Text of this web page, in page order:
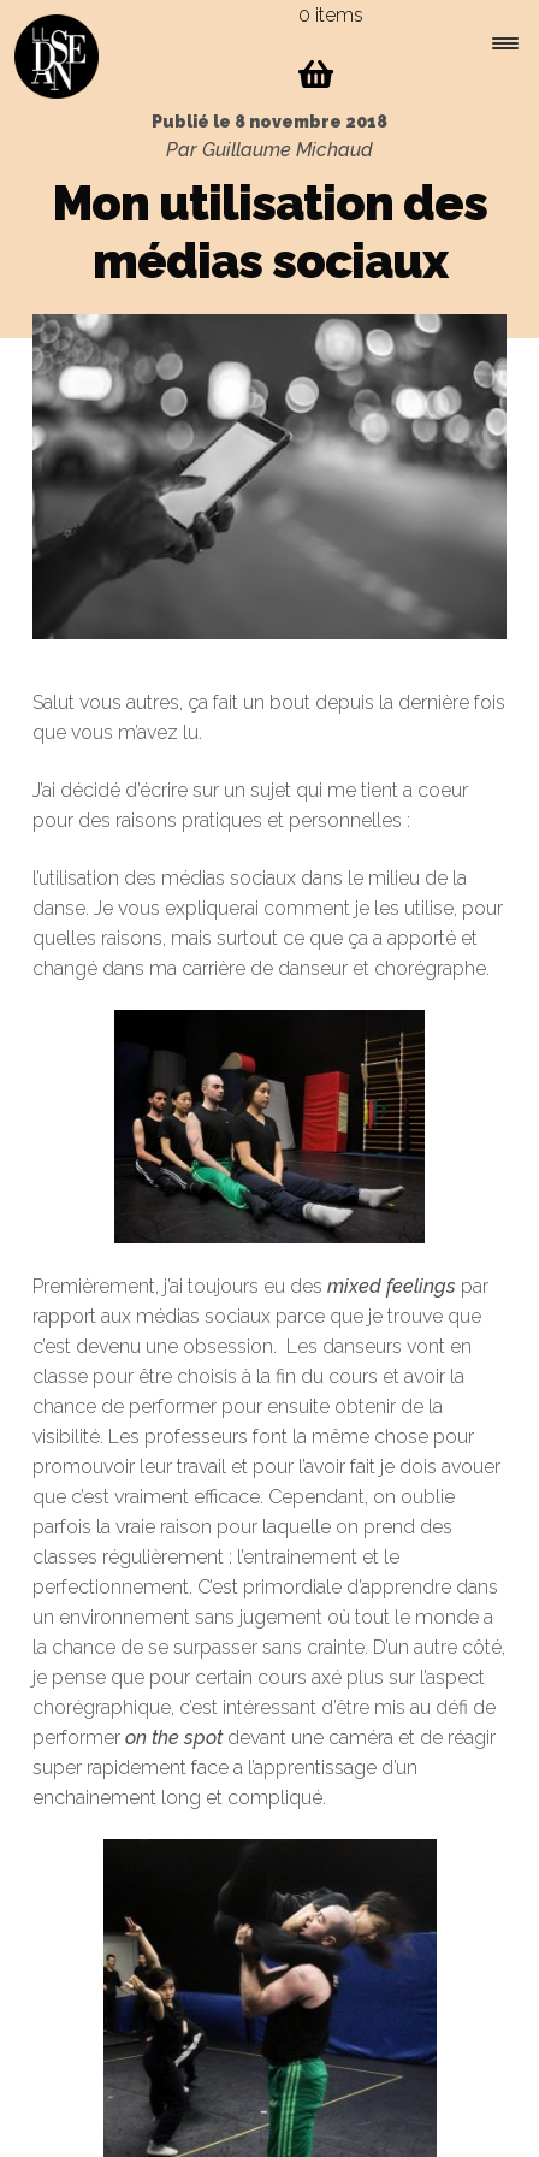
Skip
to
navigation
Skip
to
content
0 items
Publié le 8 novembre 2018
Par Guillaume Michaud
Mon utilisation des
médias sociaux
Salut vous autres, ça fait un bout depuis la dernière fois
que vous m’avez lu.
J’ai décidé d’écrire sur un sujet qui me tient a coeur
pour des raisons pratiques et personnelles :
l’utilisation des médias sociaux dans le milieu de la
danse. Je vous expliquerai comment je les utilise, pour
quelles raisons, mais surtout ce que ça a apporté et
changé dans ma carrière de danseur et chorégraphe.
Premièrement, j’ai toujours eu des mixed feelings par
rapport aux médias sociaux parce que je trouve que
c’est devenu une obsession.
L es danseurs vont en
classe pour être choisis à la fin du cours et avoir la
chance de performer pour ensuite obtenir de la
visibilité. Les professeurs font la même chose pour
promouvoir leur travail et pour l’avoir fait je dois avouer
que c’est vraiment efficace. Cependant, on oublie
parfois la vraie raison pour laquelle on prend des
classes régulièrement : l’entrainement et le
perfectionnement. C’est primordiale d’apprendre dans
un environnement sans jugement où tout le monde a
la chance de se surpasser sans crainte. D’un autre côté,
je pense que pour certain cours axé plus sur l’aspect
chorégraphique, c’est intéressant d’être mis au défi de
performer on the spot devant une caméra et de réagir
super rapidement face a l’apprentissage d’un
enchainement long et compliqué.